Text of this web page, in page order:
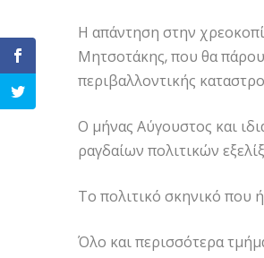
Η απάντηση στην
Μητσοτάκης, που θα
περιβαλλοντικής
Ο μήνας Αύγουστος και
ραγδαίων πολιτικών
Το πολιτικό σκηνικό που
Όλο και περισσότερα